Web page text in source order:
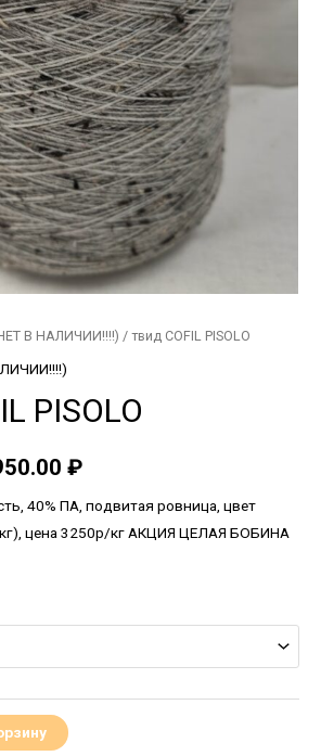
В НАЛИЧИИ!!!!) / твид COFIL PISOLO
PISOLO
₽
40% ПА, подвитая ровница, цвет
цена 3250р/кг АКЦИЯ ЦЕЛАЯ БОБИНА